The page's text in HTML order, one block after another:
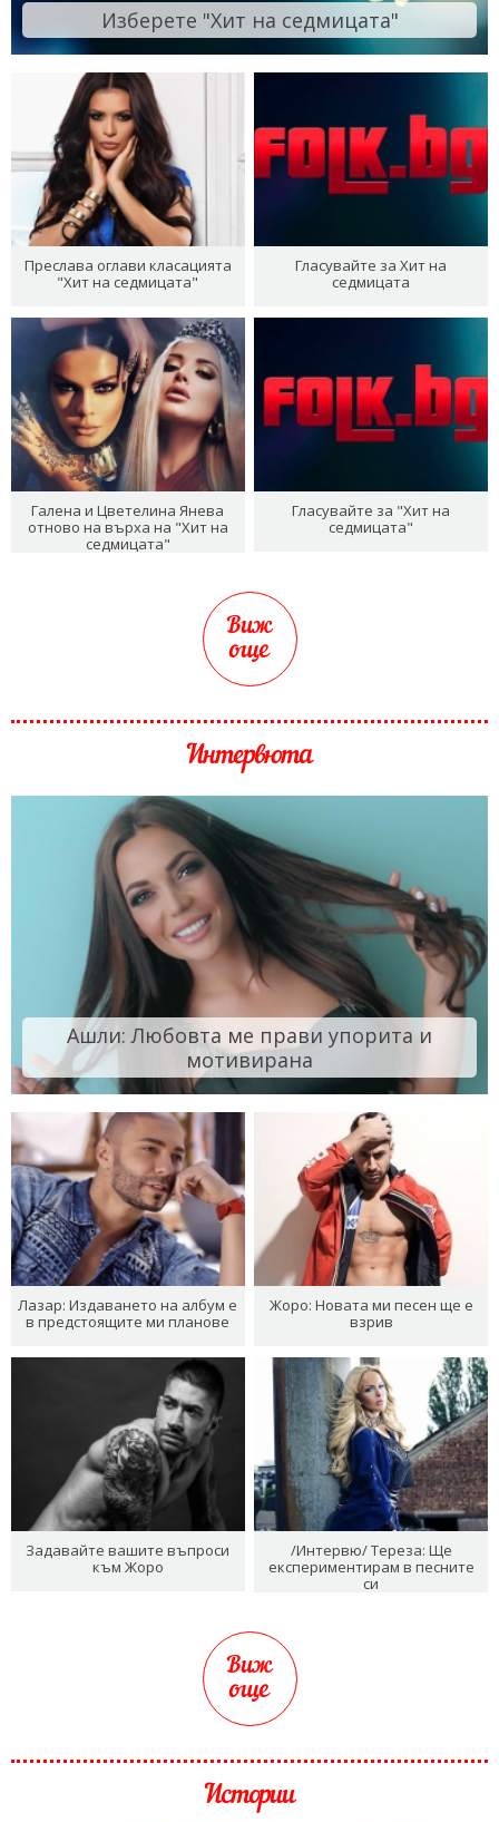
Изберете "Хит на седмицата"
Преслава оглави класацията
"Хит на седмицата"
Гласувайте за Хит на
седмицата
Галена и Цветелина Янева
отново на върха на "Хит на
седмицата"
Гласувайте за "Хит на
седмицата"
Виж
още
Интервюта
Ашли: Любовта ме прави упорита и
мотивирана
Лазар: Издаването на албум е
в предстоящите ми планове
Жоро: Новата ми песен ще е
взрив
Задавайте вашите въпроси
към Жоро
/Интервю/ Тереза: Ще
експериментирам в песните
си
Виж
още
Истории